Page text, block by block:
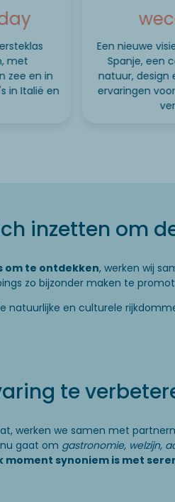
met
zee en in
in Italië en
Een nieuwe
Spanje, een
natuur, design
ervaringen
inzetten om
om te ontdekken, werken wij
zo bijzonder maken te
natuurlijke en culturele
te
werken we samen met
gaat om gastronomie, welzijn,
moment synoniem is met